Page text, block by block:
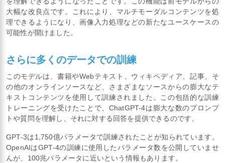
大幅な改良点です。これにより、マルチモーダルコンテンツを処
理できるようになり、画像入力処理などの新たなユースケースの
可能性が開けました。
さらに多くのデータでの訓練
このモデルは、書籍やWebテキスト、ウィキペディア、記事、そ
の他のオンラインソースなど、さまざまなソースからの膨大なテ
キストコンテンツを使用して訓練されました。この包括的な訓練
トレーニングを受けたことで、ChatGPT-4は膨大な数のプロンプ
トや質問を理解し、それに対する回答を提供できるのです。
GPT-3は1,750億パラメータで訓練されたことが知られています。
OpenAIはGPT-4の訓練に使用したパラメータ数を公開していませ
んが、100兆パラメータに近いという情報もあります。